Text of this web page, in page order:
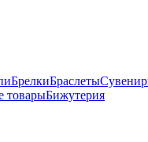
БрелкиБраслеты
товарыБижутерия